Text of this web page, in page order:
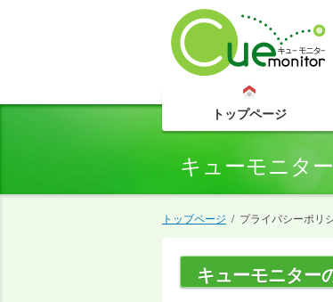
トップページ
キューモニタ
トップページ / プライバシーポリ
キューモニター